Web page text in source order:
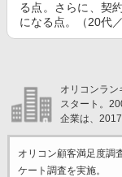
る点。さらに、契
になる点。（20代／
オリコンラ
スタート。
企業は、
オリコン顧客満足度調
ケート調査を実施。